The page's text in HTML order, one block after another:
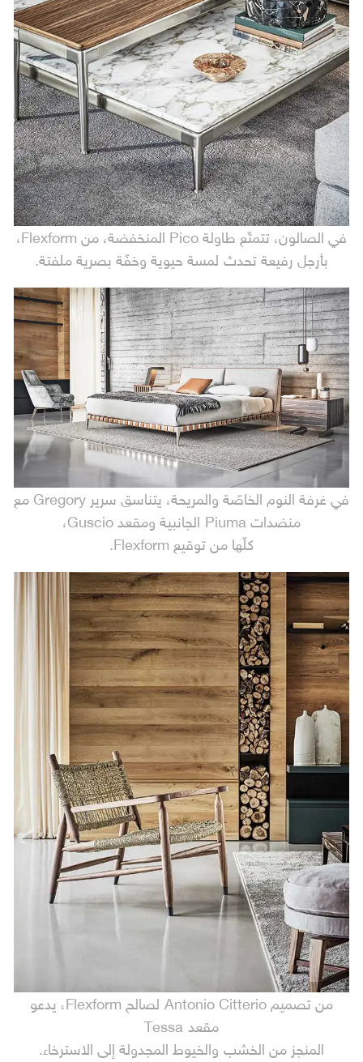
في الصالون، تتمتّع طاولة Pico المنخفضة، من Flexform،
بأرجل رفيعة تحدث لمسة حيوية وخفّة بصرية ملفتة.
في غرفة النوم الخاصّة والمريحة، يتناسق سرير Gregory مع
منضدات Piuma الجانبية ومقعد Guscio،
كلّها من توقيع Flexform.
من تصميم Antonio Citterio لصالح Flexform، يدعو
مقعد Tessa
المنجز من الخشب والخيوط المجدولة إلى الاسترخاء.